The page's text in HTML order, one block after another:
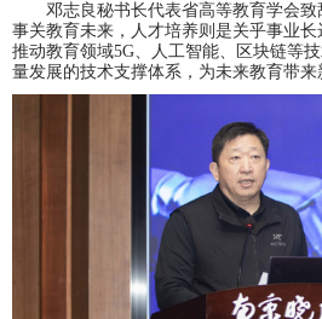
邓志良秘书长代表省高等教育学会
事关教育未来，人才培养则是关乎事业
推动教育领域5G、人工智能、区块链等
量发展的技术支撑体系，为未来教育带来